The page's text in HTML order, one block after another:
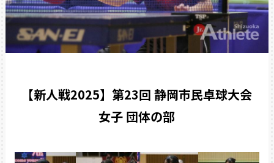
【新人戦2025】第23回 静岡市民卓球大会
女子 団体の部